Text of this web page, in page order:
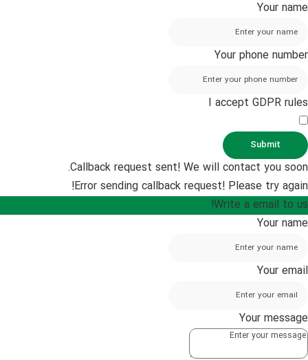
Your name
Your phone number
I accept GDPR rules
Submit
Callback request sent! We will contact you soon.
Error sending callback request! Please try again!
Write a email to us!
Your name
Your email
Your message